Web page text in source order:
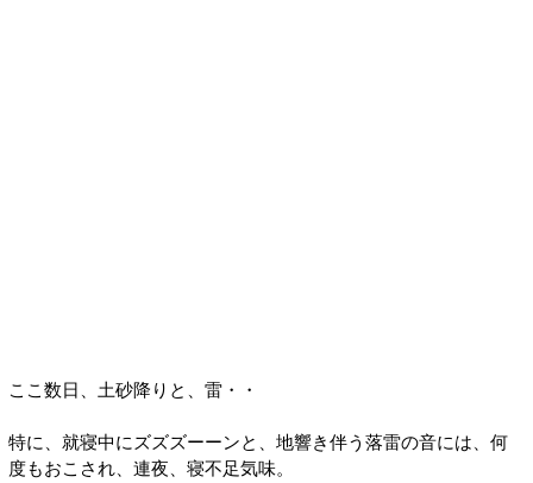
ここ数日、土砂降りと、雷・・
特に、就寝中にズズズーーンと、地響き伴う落雷の音には、何
度もおこされ、連夜、寝不足気味。